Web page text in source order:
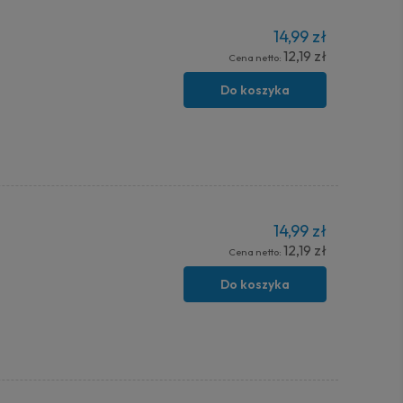
14,99 zł
Cena netto: 12,19 zł
Do koszyka
14,99 zł
Cena netto: 12,19 zł
Do koszyka